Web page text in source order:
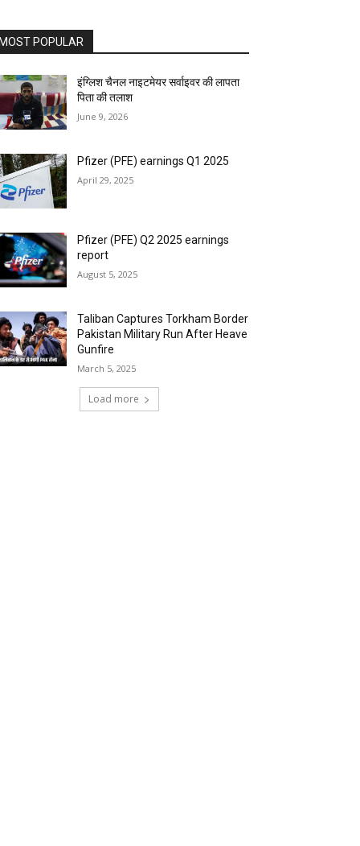
POPULAR
इंग्लिश चैनल नाइटमेयर सर्वाइवर की लापता
पिता की तलाश
June 9, 2026
Pfizer (PFE) earnings Q1 2025
April 29, 2025
Pfizer (PFE) Q2 2025 earnings
report
August 5, 2025
Taliban Captures Torkham Border
Pakistan Military Run After Heave
Gunfire
March 5, 2025
Load more